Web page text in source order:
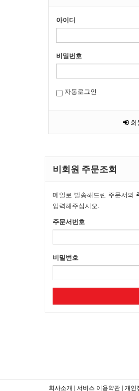
아이디
비밀번호
자동로그인
회
비회원 주문조회
메일로 발송해드린 주문서의
입력해주십시오.
주문서번호
비밀번호
회사소개 | 서비스 이용약관 | 개인